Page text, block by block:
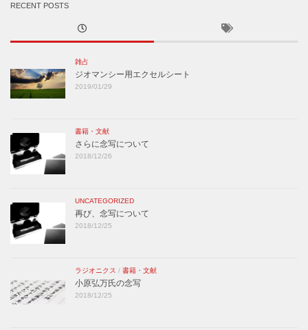
RECENT POSTS
雑占
ジオマンシー用エクセルシート
2019/01/29
書籍・文献
さらに念写について
2018/12/26
UNCATEGORIZED
再び、念写について
2018/12/25
ラジオニクス / 書籍・文献
小原弘万氏の念写
2018/12/25